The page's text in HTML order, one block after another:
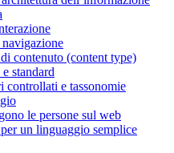
contenuto (content type)
standard
controllati e tassonomie
le persone sul web
un linguaggio semplice